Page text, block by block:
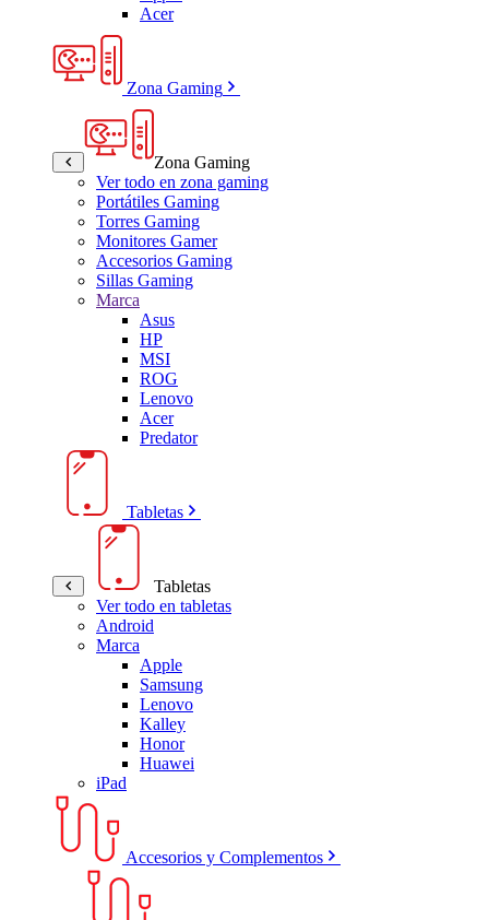
Acer
Zona Gaming
Zona Gaming
Ver todo en zona gaming
Portátiles Gaming
Torres Gaming
Monitores Gamer
Accesorios Gaming
Sillas Gaming
Marca
Asus
HP
MSI
ROG
Lenovo
Acer
Predator
Tabletas
Tabletas
Ver todo en tabletas
Android
Marca
Apple
Samsung
Lenovo
Kalley
Honor
Huawei
iPad
Accesorios y Complementos